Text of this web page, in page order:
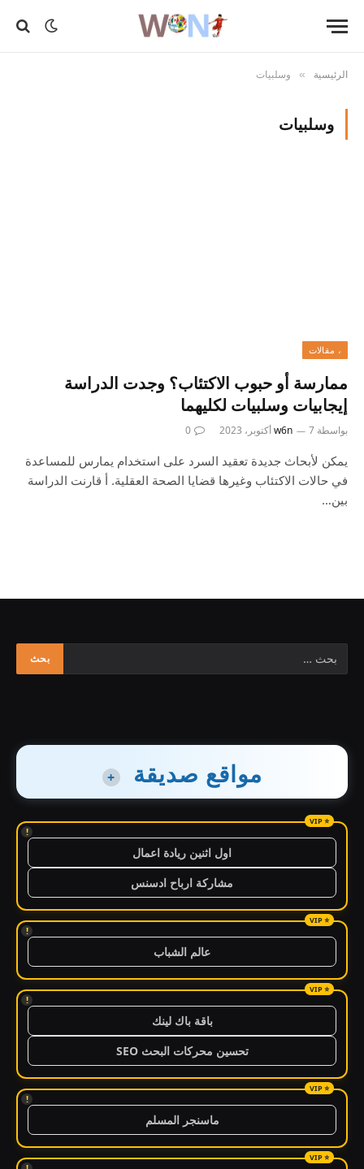
الرئيسية » وسلبيات
وسلبيات
، مقالات
ممارسة أو حبوب الاكتئاب؟ وجدت الدراسة
إيجابيات وسلبيات لكليهما
بواسطة w6n 7 أكتوبر، 2023 0
يمكن لأبحاث جديدة تعقيد السرد على استخدام يمارس للمساعدة
في حالات الاكتئاب وغيرها قضايا الصحة العقلية. أ قارنت الدراسة
بين…
مواقع صديقة +
!
اول اثنين ريادة اعمال
مشاركة ارباح ادسنس
!
عالم الشباب
!
باقة باك لينك
تحسين محركات البحث SEO
!
ماسنجر المسلم